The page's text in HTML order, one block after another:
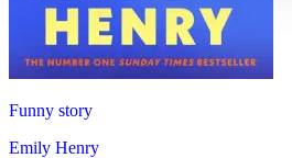
Funny story
Emily Henry